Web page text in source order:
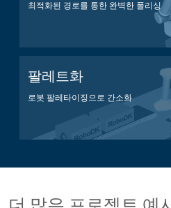
최적화된 경로를 통한 완벽한 폴리싱
팔레트화
로봇 팔레타이징으로 간소화
팔레타이징 애플리케이션